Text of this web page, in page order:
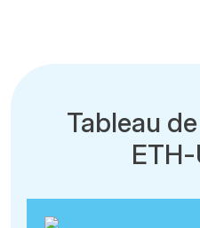
Tableau